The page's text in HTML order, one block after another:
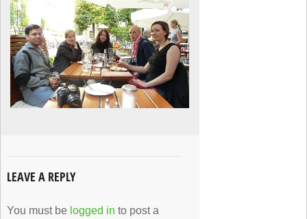
LEAVE A REPLY
You must be logged in to post a